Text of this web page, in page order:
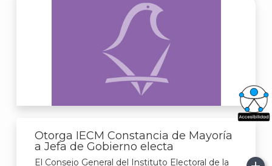
Otorga IECM Constancia de Mayoría
a Jefa de Gobierno electa
El Consejo General del Instituto Electoral de la